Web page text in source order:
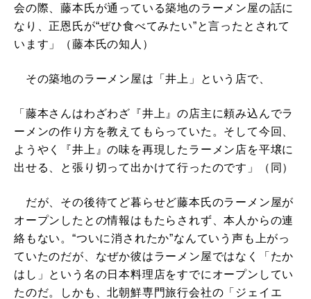
会の際、藤本氏が通っている築地のラーメン屋の話に
なり、正恩氏が“ぜひ食べてみたい”と言ったとされて
います」（藤本氏の知人）
その築地のラーメン屋は「井上」という店で、
「藤本さんはわざわざ『井上』の店主に頼み込んでラ
ーメンの作り方を教えてもらっていた。そして今回、
ようやく『井上』の味を再現したラーメン店を平壌に
出せる、と張り切って出かけて行ったのです」（同）
だが、その後待てど暮らせど藤本氏のラーメン屋が
オープンしたとの情報はもたらされず、本人からの連
絡もない。“ついに消されたか”なんていう声も上がっ
ていたのだが、なぜか彼はラーメン屋ではなく「たか
はし」という名の日本料理店をすでにオープンしてい
たのだ。しかも、北朝鮮専門旅行会社の「ジェイエ